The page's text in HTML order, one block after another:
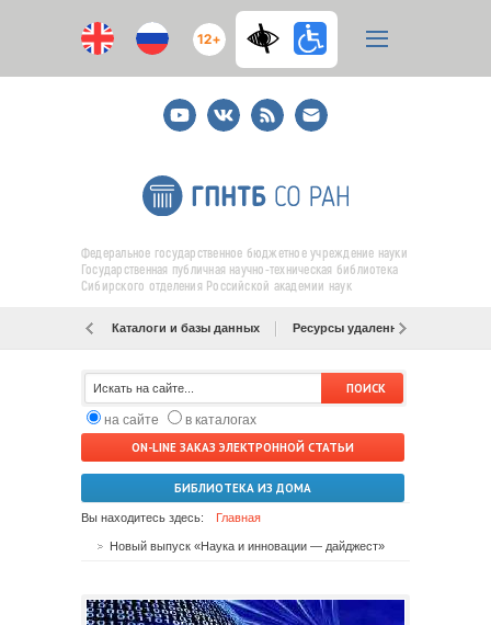
12+
YoutubeВКонтакте
RSS
E-
mail
подписка
Федеральное государственное бюджетное учреждение науки
Государственная публичная научно-техническая библиотека
Сибирского отделения Российской академии наук
Каталоги и базы данных Ресурсы удаленного доступа
на сайте
в каталогах
ON-LINE ЗАКАЗ ЭЛЕКТРОННОЙ СТАТЬИ
БИБЛИОТЕКА ИЗ ДОМА
Вы находитесь здесь: Главная
Новый выпуск «Наука и инновации — дайджест»